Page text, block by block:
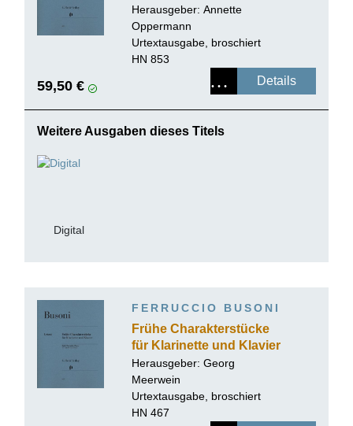
(Violoncello) und Klavier
Herausgeber: Annette
Oppermann
Urtextausgabe, broschiert
HN 853
59,50 € Details
Weitere Ausgaben dieses Titels
Digital
FERRUCCIO BUSONI
Frühe Charakterstücke
für Klarinette und Klavier
(Erstausgabe)
Herausgeber: Georg
Meerwein
Urtextausgabe, broschiert
HN 467